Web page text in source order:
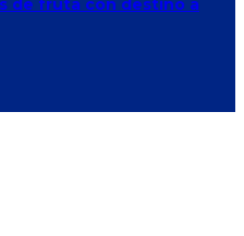
de fruta con destino a